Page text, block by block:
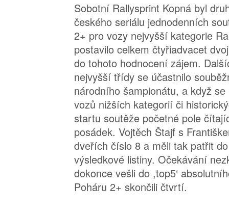
Sobotní Rallysprint Kopná byl
českého seriálu jednodenních
2+ pro vozy nejvyšší kategorie
postavilo celkem čtyřiadvacet
do tohoto hodnocení zájem.
nejvyšší třídy se účastnilo
národního šampionátu, a když
vozů nižších kategorií či
startu soutěže početné pole
posádek. Vojtěch Štajf s
dveřích číslo 8 a měli tak patřit
výsledkové listiny. Očekávání
dokonce vešli do ,top5‘
Poháru 2+ skončili čtvrtí.